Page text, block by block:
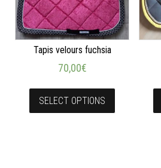
Tapis velours fuchsia
70,00€
SELECT OPTIONS